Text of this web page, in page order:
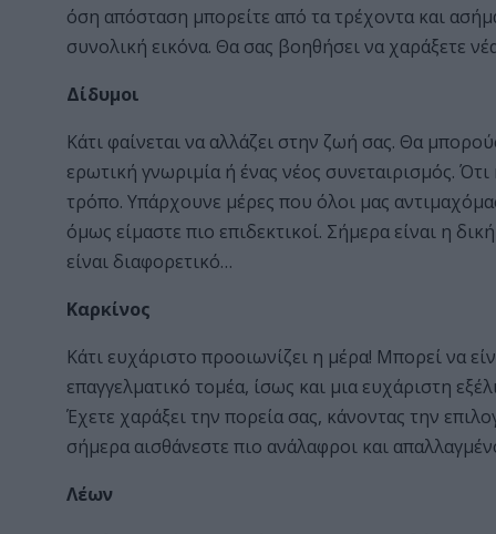
όση απόσταση μπορείτε από τα τρέχοντα και
συνολική εικόνα. Θα σας βοηθήσει να χαράξετε
Δίδυμοι
Κάτι φαίνεται να αλλάζει στην ζωή σας. Θα
ερωτική γνωριμία ή ένας νέος συνεταιρισμός.
τρόπο. Υπάρχουνε μέρες που όλοι μας
όμως είμαστε πιο επιδεκτικοί. Σήμερα είναι η
είναι διαφορετικό…
Καρκίνος
Κάτι ευχάριστο προοιωνίζει η μέρα! Μπορεί να
επαγγελματικό τομέα, ίσως και μια ευχάριστη
Έχετε χαράξει την πορεία σας, κάνοντας την
σήμερα αισθάνεστε πιο ανάλαφροι και
Λέων